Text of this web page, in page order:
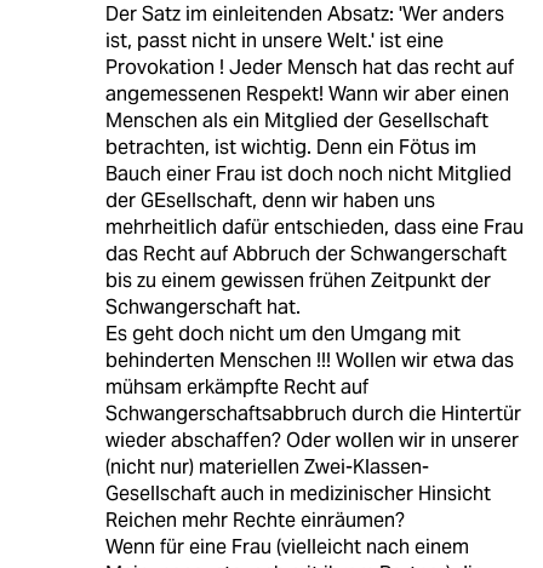
Der Satz im einleitenden Absatz: 'Wer anders
ist, passt nicht in unsere Welt.' ist eine
Provokation ! Jeder Mensch hat das recht auf
angemessenen Respekt! Wann wir aber einen
Menschen als ein Mitglied der Gesellschaft
betrachten, ist wichtig. Denn ein Fötus im
Bauch einer Frau ist doch noch nicht Mitglied
der GEsellschaft, denn wir haben uns
mehrheitlich dafür entschieden, dass eine Frau
das Recht auf Abbruch der Schwangerschaft
bis zu einem gewissen frühen Zeitpunkt der
Schwangerschaft hat.
Es geht doch nicht um den Umgang mit
behinderten Menschen !!! Wollen wir etwa das
mühsam erkämpfte Recht auf
Schwangerschaftsabbruch durch die Hintertür
wieder abschaffen? Oder wollen wir in unserer
(nicht nur) materiellen Zwei-Klassen-
Gesellschaft auch in medizinischer Hinsicht
Reichen mehr Rechte einräumen?
Wenn für eine Frau (vielleicht nach einem